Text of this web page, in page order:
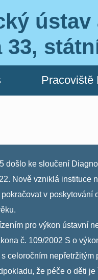
ústav
33,
Pracoviště
došlo ke sloučení
Nově vzniklá instituce
v poskytování
pro výkon ústavní
č. 109/2002 S o
celoročním
že péče o děti